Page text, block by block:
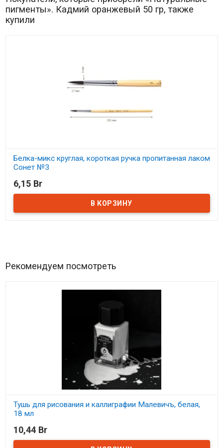
пигменты». Кадмий оранжевый 50 гр, также
купили
Белка-микс круглая, короткая ручка пропитанная лаком
Сонет №3
В наличии
6,15 Br
Рекомендуем посмотреть
Тушь для рисования и каллиграфии Малевичъ, белая,
18 мл
В наличии
10,44 Br